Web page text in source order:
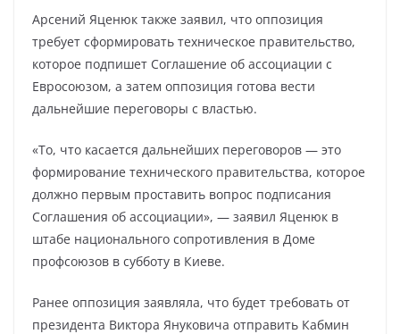
Арсений Яценюк также заявил, что оппозиция
требует сформировать техническое правительство,
которое подпишет Соглашение об ассоциации с
Евросоюзом, а затем оппозиция готова вести
дальнейшие переговоры с властью.
«То, что касается дальнейших переговоров — это
формирование технического правительства, которое
должно первым проставить вопрос подписания
Соглашения об ассоциации», — заявил Яценюк в
штабе национального сопротивления в Доме
профсоюзов в субботу в Киеве.
Ранее оппозиция заявляла, что будет требовать от
президента Виктора Януковича отправить Кабмин